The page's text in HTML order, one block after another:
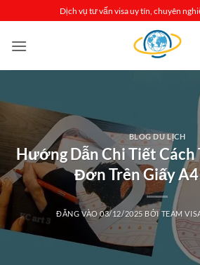
qua
nội
Dịch vụ tư vấn visa uy tín, chuyên
BLOG DU LỊCH
Hướng Dẫn Chi Tiết Cách
Đơn Trên Giấy
ĐĂNG VÀO03/12/2025 BỞITEAM